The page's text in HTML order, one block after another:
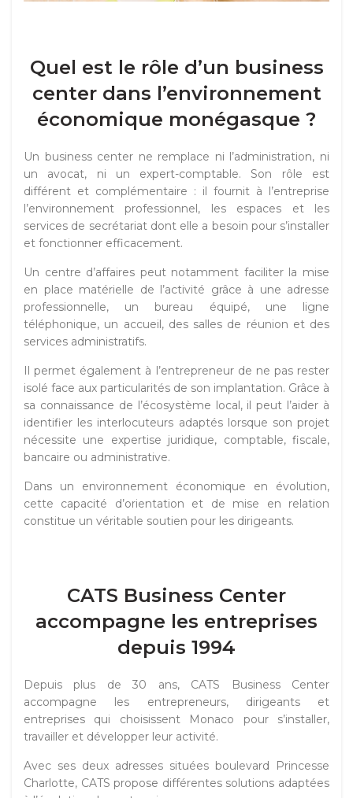
Quel est le rôle d’un business
center dans l’environnement
économique monégasque ?
Un business center ne remplace ni l’administration, ni
un avocat, ni un expert-comptable. Son rôle est
différent et complémentaire : il fournit à l’entreprise
l’environnement professionnel, les espaces et les
services de secrétariat dont elle a besoin pour s’installer
et fonctionner efficacement.
Un centre d’affaires peut notamment faciliter la mise
en place matérielle de l’activité grâce à une adresse
professionnelle, un bureau équipé, une ligne
téléphonique, un accueil, des salles de réunion et des
services administratifs.
Il permet également à l’entrepreneur de ne pas rester
isolé face aux particularités de son implantation. Grâce à
sa connaissance de l’écosystème local, il peut l’aider à
identifier les interlocuteurs adaptés lorsque son projet
nécessite une expertise juridique, comptable, fiscale,
bancaire ou administrative.
Dans un environnement économique en évolution,
cette capacité d’orientation et de mise en relation
constitue un véritable soutien pour les dirigeants.
CATS Business Center
accompagne les entreprises
depuis 1994
Depuis plus de 30 ans, CATS Business Center
accompagne les entrepreneurs, dirigeants et
entreprises qui choisissent Monaco pour s’installer,
travailler et développer leur activité.
Avec ses deux adresses situées boulevard Princesse
Charlotte, CATS propose différentes solutions adaptées